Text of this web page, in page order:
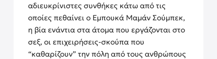
αδιευκρίνιστες συνθήκες κάτω από τις
οποίες πεθαίνει ο Εμπουκά Μαμάν Σούμπεκ,
η βία ενάντια στα άτομα που εργάζονται στο
σεξ, οι επιχειρήσεις-σκούπα που
“καθαρίζουν” την πόλη από τους ανθρώπους